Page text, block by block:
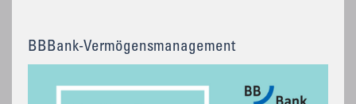
BBBank-Vermögensmanagement